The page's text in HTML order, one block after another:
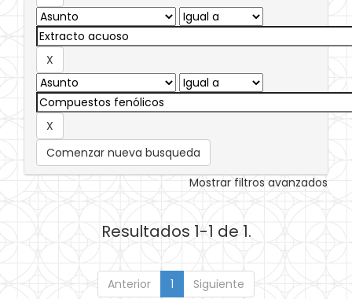
Comenzar nueva busqueda
Mostrar filtros avanzados
Resultados 1-1 de 1.
Anterior 1 Siguiente